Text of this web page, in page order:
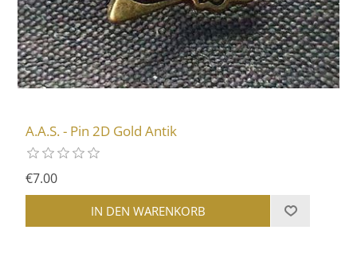
A.A.S. - Pin 2D Gold Antik
€7.00